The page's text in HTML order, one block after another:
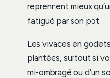
reprennent mieux
fatigué par son pot.
Les vivaces en
plantées, surtout si
mi-ombragé ou d’un